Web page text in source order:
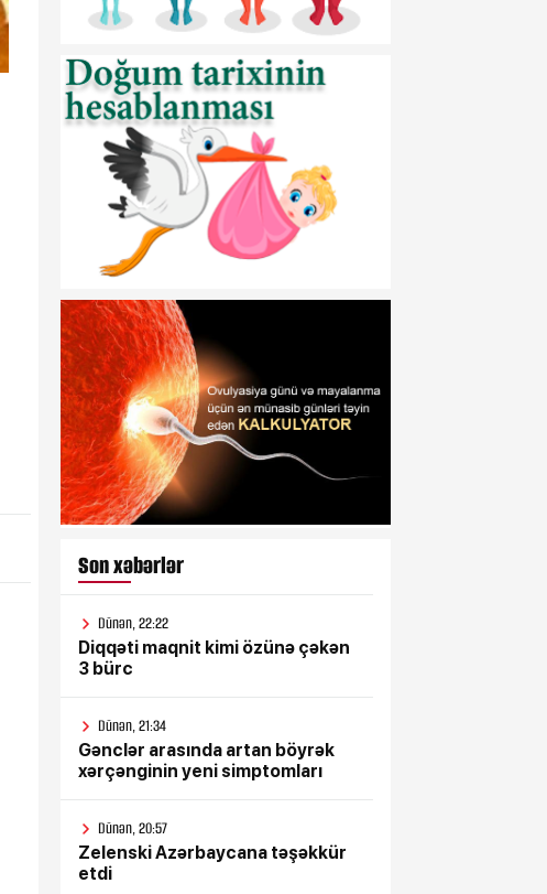
Son xəbərlər
Dünən, 22:22
Diqqəti maqnit kimi özünə çəkən
3 bürc
Dünən, 21:34
Gənclər arasında artan böyrək
xərçənginin yeni simptomları
Dünən, 20:57
Zelenski Azərbaycana təşəkkür
etdi